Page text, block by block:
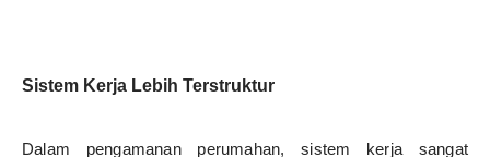
Sistem Kerja Lebih Terstruktur
Dalam pengamanan perumahan, sistem kerja sangat